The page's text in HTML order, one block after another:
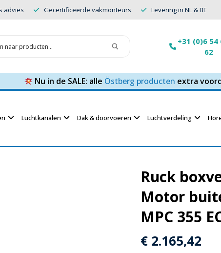
advies Gecertificeerde vakmonteurs Levering in NL & BE
+31 (0)6 54
62
Nu in de SALE: alle Östberg producten extra
Luchtkanalen Dak & doorvoeren Luchtverdeling
Ruck
Motor
MPC 355
€ 2.165,42